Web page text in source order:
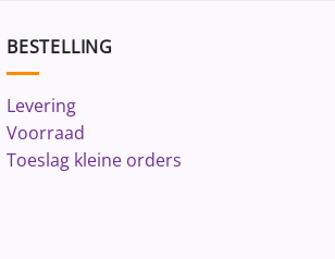
BESTELLING
Levering
Voorraad
Toeslag kleine orders